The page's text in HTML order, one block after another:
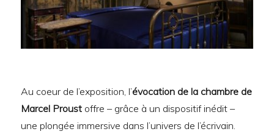
Au coeur de l’exposition, l’évocation de la chambre de
Marcel Proust offre – grâce à un dispositif inédit –
une plongée immersive dans l’univers de l’écrivain.